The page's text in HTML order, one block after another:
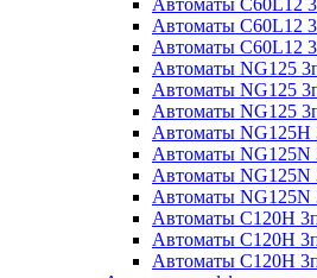
Автоматы C60L12
Автоматы C60L12
Автоматы NG125
Автоматы NG125
Автоматы NG125
Автоматы NG125H
Автоматы NG125N
Автоматы NG125N
Автоматы NG125N
Автоматы С120Н
Автоматы С120Н
Автоматы С120Н